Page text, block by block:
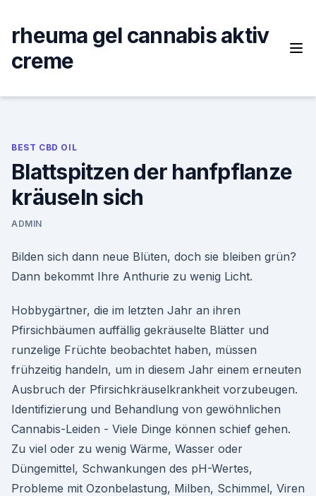
content
rheuma gel cannabis aktiv
creme
BEST CBD OIL
Blattspitzen der hanfpflanze
kräuseln sich
ADMIN
Bilden sich dann neue Blüten, doch sie bleiben grün?
Dann bekommt Ihre Anthurie zu wenig Licht.
Hobbygärtner, die im letzten Jahr an ihren
Pfirsichbäumen auffällig gekräuselte Blätter und
runzelige Früchte beobachtet haben, müssen
frühzeitig handeln, um in diesem Jahr einem erneuten
Ausbruch der Pfirsichkräuselkrankheit vorzubeugen.
Identifizierung und Behandlung von gewöhnlichen
Cannabis-Leiden - Viele Dinge können schief gehen.
Zu viel oder zu wenig Wärme, Wasser oder
Düngemittel, Schwankungen des pH-Wertes,
Probleme mit Ozonbelastung, Milben, Schimmel, Viren